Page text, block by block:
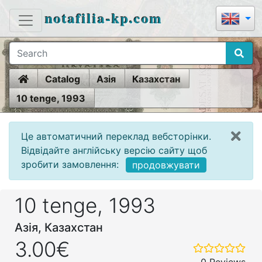
notafilia-kp.com
HomeCatalog Азія
Казахстан
10 tenge, 1993
Це автоматичний переклад вебсторінки.
Відвідайте англійську версію сайту щоб
зробити замовлення:
продовжувати
10 tenge, 1993
Азія, Казахстан
3.00€